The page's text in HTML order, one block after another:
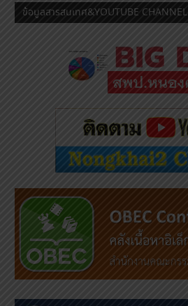
ข้อมูลสารสนเทศ&YOUTUBE CHANNEL